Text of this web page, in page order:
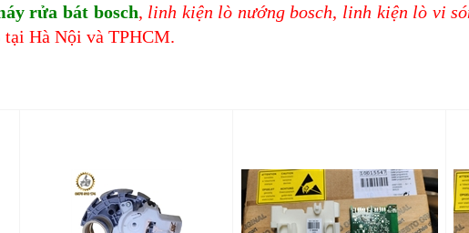
rửa bát bosch, linh kiện lò nướng bosch, linh kiện lò vi
tại Hà Nội và TPHCM.